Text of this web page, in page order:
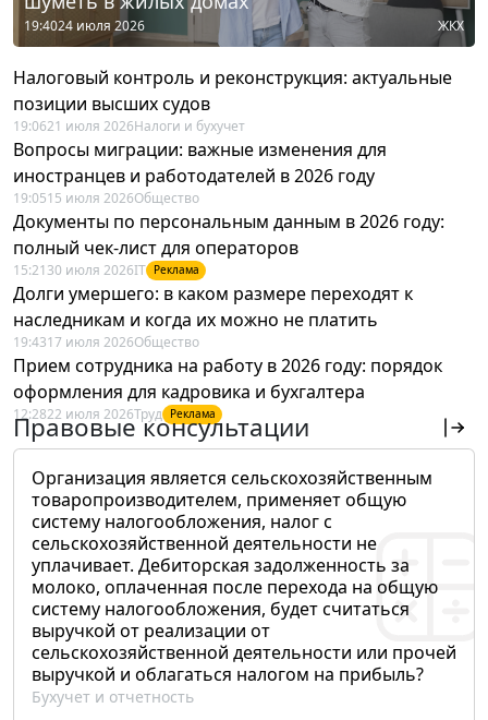
19:4024 июля 2026 ЖКХ
Налоговый контроль и реконструкция: актуальные
позиции высших судов
19:0621 июля 2026Налоги и бухучет
Вопросы миграции: важные изменения для
иностранцев и работодателей в 2026 году
19:0515 июля 2026Общество
Документы по персональным данным в 2026 году:
полный чек-лист для операторов
15:21 30 июля 2026IT Реклама
Долги умершего: в каком размере переходят к
наследникам и когда их можно не платить
19:4317 июля 2026Общество
Прием сотрудника на работу в 2026 году: порядок
оформления для кадровика и бухгалтера
12:2822 июля 2026Труд Реклама
Правовые консультации
Организация является сельскохозяйственным
товаропроизводителем, применяет общую
систему налогообложения, налог с
сельскохозяйственной деятельности не
уплачивает. Дебиторская задолженность за
молоко, оплаченная после перехода на общую
систему налогообложения, будет считаться
выручкой от реализации от
сельскохозяйственной деятельности или прочей
выручкой и облагаться налогом на прибыль?
Бухучет и отчетность